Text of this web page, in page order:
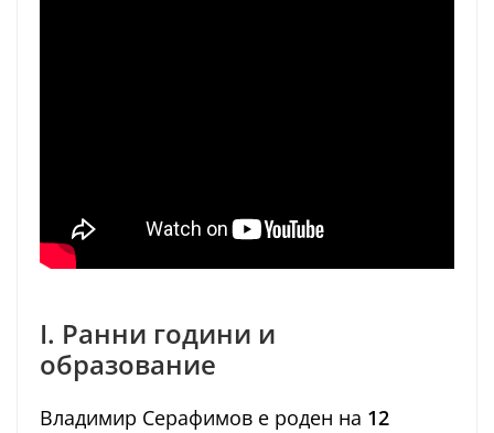
I. Ранни години и
образование
Владимир Серафимов е роден на 12